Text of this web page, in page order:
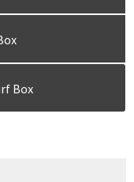
Box